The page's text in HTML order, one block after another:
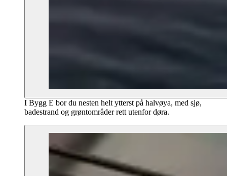
I Bygg E bor du nesten helt ytterst på halvøya, med sjø,
badestrand og grøntområder rett utenfor døra.